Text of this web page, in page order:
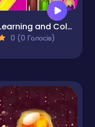
Learning and Coloring For Kids
0 (0 Голосів)